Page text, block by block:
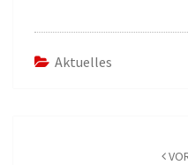
Aktuelles